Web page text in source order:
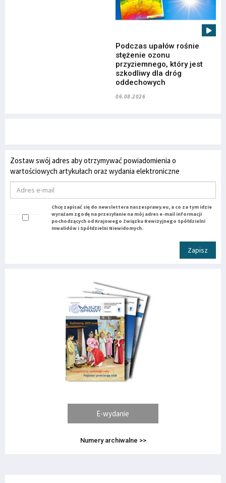
Podczas upałów rośnie
stężenie ozonu
przyziemnego, który jest
szkodliwy dla dróg
oddechowych
06.08.2026
Zostaw swój adres aby otrzymywać powiadomienia o
wartościowych artykułach oraz wydania elektroniczne
Chcę zapisać się do newslettera naszesprawy.eu, a co za tym idzie
wyrażam zgodę na przesyłanie na mój adres e-mail informacji
pochodzących od Krajowego Związku Rewizyjnego Spółdzielni
Inwalidów i Spółdzielni Niewidomych.
Zapisz
E-wydanie
Numery archiwalne >>